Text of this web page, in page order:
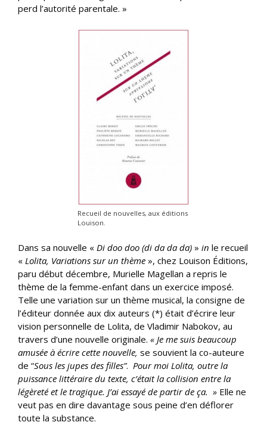
perd l’autorité parentale. »
Recueil de nouvelles, aux éditions
Louison.
Dans sa nouvelle « Di doo doo (di da da da) » in le recueil
« Lolita, Variations sur un thème », chez Louison Éditions,
paru début décembre, Murielle Magellan a repris le
thème de la femme-enfant dans un exercice imposé.
Telle une variation sur un thème musical, la consigne de
l’éditeur donnée aux dix auteurs (*) était d’écrire leur
vision personnelle de Lolita, de Vladimir Nabokov, au
travers d’une nouvelle originale. « Je me suis beaucoup
amusée à écrire cette nouvelle, se souvient la co-auteure
de “Sous les jupes des filles”. Pour moi Lolita, outre la
puissance littéraire du texte, c’était la collision entre la
légèreté et le tragique. J’ai essayé de partir de ça. » Elle ne
veut pas en dire davantage sous peine d’en déflorer
toute la substance.